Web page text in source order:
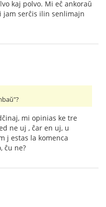
kaj polvo. Mi eĉ ankoraŭ
jam serĉis ilin senlimajn
mi opinias ke tre
ne uj , ĉar en uj, u
j estas la komenca
ĉu ne?